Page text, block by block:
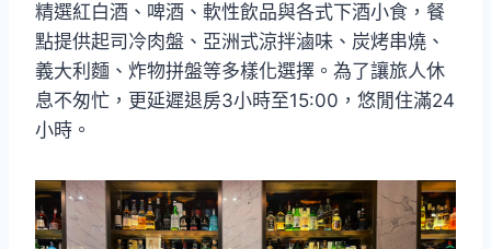
精選紅白酒、啤酒、軟性飲品與各式下酒小食，餐
點提供起司冷肉盤、亞洲式涼拌滷味、炭烤串燒、
義大利麵、炸物拼盤等多樣化選擇。為了讓旅人休
息不匆忙，更延遲退房3小時至15:00，悠閒住滿24
小時。